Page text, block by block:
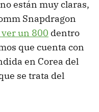
están muy claras,
Snapdragon
un 800 dentro
que cuenta con
en Corea del
se trata del